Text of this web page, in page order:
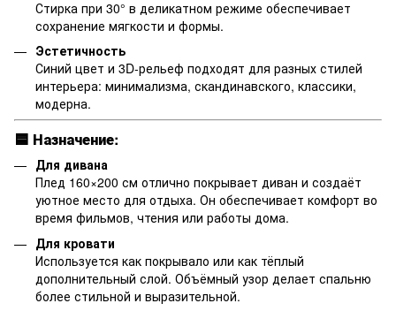
Стирка при 30° в деликатном режиме обеспечивает
сохранение мягкости и формы.
Эстетичность
Синий цвет и 3D-рельеф подходят для разных стилей
интерьера: минимализма, скандинавского, классики,
модерна.
🟦 Назначение:
Для дивана
Плед 160×200 см отлично покрывает диван и создаёт
уютное место для отдыха. Он обеспечивает комфорт во
время фильмов, чтения или работы дома.
Для кровати
Используется как покрывало или как тёплый
дополнительный слой. Объёмный узор делает спальню
более стильной и выразительной.